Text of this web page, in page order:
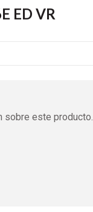
ED VR
sobre este producto.